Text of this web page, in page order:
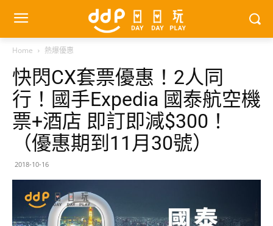
Home 熱爆優惠
快閃CX套票優惠！2人同
行！國手Expedia 國泰航空機
票+酒店 即訂即減$300！
（優惠期到11月30號）
2018-10-16